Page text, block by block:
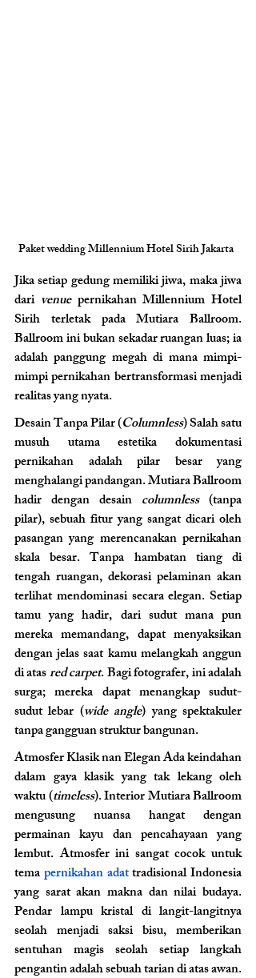
Paket wedding Millennium Hotel Sirih Jakarta
Jika setiap gedung memiliki jiwa, maka jiwa
dari venue pernikahan Millennium Hotel
Sirih terletak pada Mutiara Ballroom.
Ballroom ini bukan sekadar ruangan luas; ia
adalah panggung megah di mana mimpi-
mimpi pernikahan bertransformasi menjadi
realitas yang nyata.
Desain Tanpa Pilar (Columnless) Salah satu
musuh utama estetika dokumentasi
pernikahan adalah pilar besar yang
menghalangi pandangan. Mutiara Ballroom
hadir dengan desain columnless (tanpa
pilar), sebuah fitur yang sangat dicari oleh
pasangan yang merencanakan pernikahan
skala besar. Tanpa hambatan tiang di
tengah ruangan, dekorasi pelaminan akan
terlihat mendominasi secara elegan. Setiap
tamu yang hadir, dari sudut mana pun
mereka memandang, dapat menyaksikan
dengan jelas saat kamu melangkah anggun
di atas red carpet. Bagi fotografer, ini adalah
surga; mereka dapat menangkap sudut-
sudut lebar (wide angle) yang spektakuler
tanpa gangguan struktur bangunan.
Atmosfer Klasik nan Elegan Ada keindahan
dalam gaya klasik yang tak lekang oleh
waktu (timeless). Interior Mutiara Ballroom
mengusung nuansa hangat dengan
permainan kayu dan pencahayaan yang
lembut. Atmosfer ini sangat cocok untuk
tema pernikahan adat tradisional Indonesia
yang sarat akan makna dan nilai budaya.
Pendar lampu kristal di langit-langitnya
seolah menjadi saksi bisu, memberikan
sentuhan magis seolah setiap langkah
pengantin adalah sebuah tarian di atas awan.